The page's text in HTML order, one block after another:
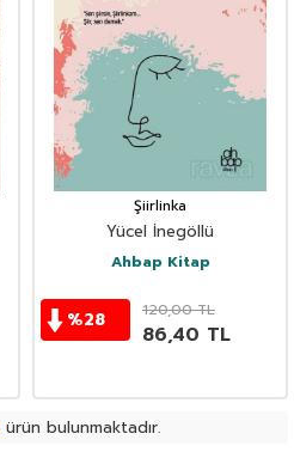
Şiirlinka
Yücel İnegöllü
Ahbap Kitap
%28 120,00TL
86,40 TL
ürün bulunmaktadır.